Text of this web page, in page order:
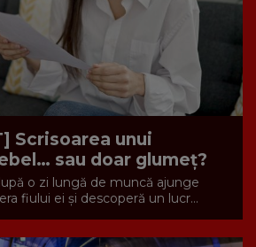
Scrisoarea unui
sau doar glumeț?
o zi lungă de muncă ajunge
fiului ei și descoperă un lucr...